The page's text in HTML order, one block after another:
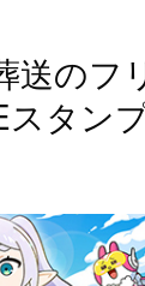
送のフ
タン